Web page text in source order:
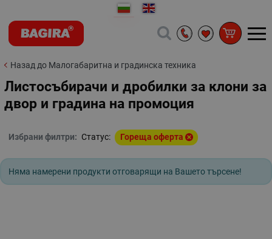
Назад до Малогабаритна и градинска техника
Листосъбирачи и дробилки за клони за
двор и градина на промоция
Избрани филтри: Статус: Гореща оферта
Няма намерени продукти отговарящи на Вашето търсене!